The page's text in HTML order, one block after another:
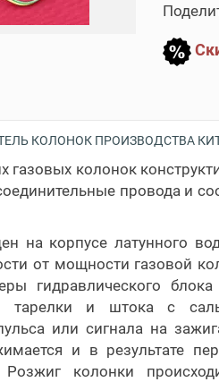
КОЛОНОК ПРОИЗВОДСТВА
газовых колонок
провода и
на корпусе латунного
от мощности газовой
гидравлического блока
тарелки и штока с
или сигнала на
и в результате
колонки